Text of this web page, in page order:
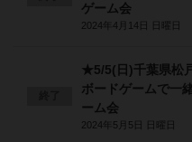
ゲーム会
2024年4月14日 日曜日
★5/5(日)千葉県松
ボードゲームで一
ーム会
2024年5月5日 日曜日